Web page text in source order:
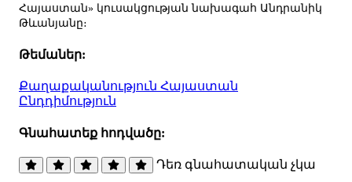
Հայաստան» կուսակցության նախագահ Անդրանիկ
Թևանյանը։
Թեմաներ:
Քաղաքականություն Հայաստան
Ընդդիմություն
Գնահատեք հոդվածը:
Դեռ գնահատական չկա